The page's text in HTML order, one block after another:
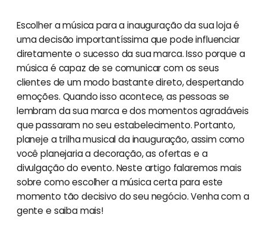
Escolher a música para a inauguração da sua loja é
uma decisão importantíssima que pode influenciar
diretamente o sucesso da sua marca. Isso porque a
música é capaz de se comunicar com os seus
clientes de um modo bastante direto, despertando
emoções. Quando isso acontece, as pessoas se
lembram da sua marca e dos momentos agradáveis
que passaram no seu estabelecimento. Portanto,
planeje a trilha musical da inauguração, assim como
você planejaria a decoração, as ofertas e a
divulgação do evento. Neste artigo falaremos mais
sobre como escolher a música certa para este
momento tão decisivo do seu negócio. Venha com a
gente e saiba mais!